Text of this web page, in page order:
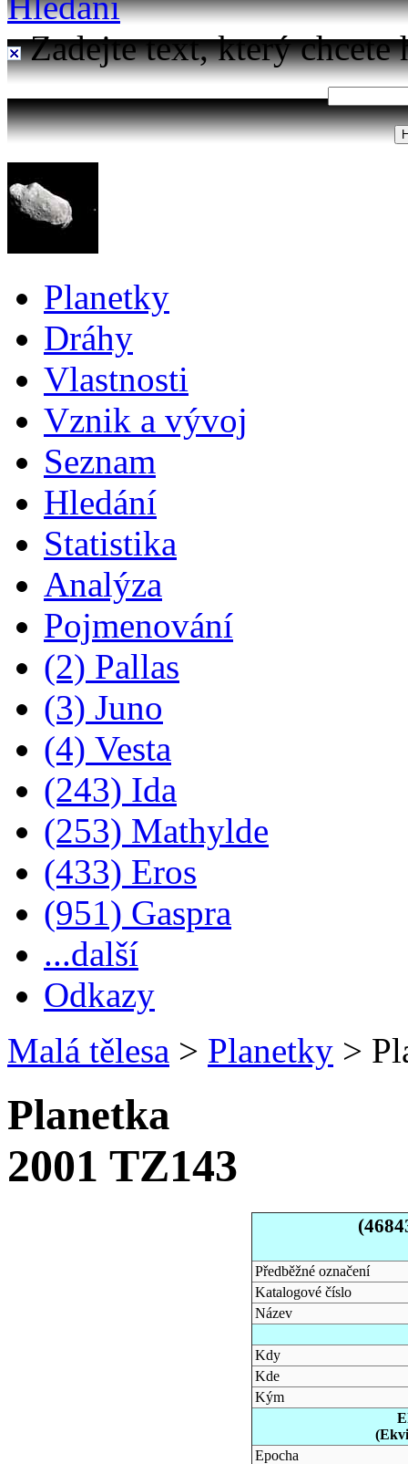
Zadejte text, který chcete
Planetky
Dráhy
Vlastnosti
Vznik a vývoj
Seznam
Hledání
Statistika
Analýza
Pojmenování
(2) Pallas
(3) Juno
(4) Vesta
(243) Ida
(253) Mathylde
(433) Eros
(951) Gaspra
...další
Odkazy
Malá tělesa > Planetky >
Planetka
2001 TZ143
Předběžné označení
Katalogové číslo
Název
Kdy
Kde
Kým
Epocha